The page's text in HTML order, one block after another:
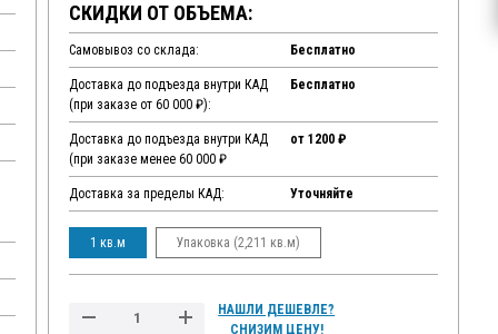
СКИДКИ ОТ ОБЪЕМА:
Самовывоз со склада: Бесплатно
Доставка до подъезда внутри КАД
(при заказе от 60 000 ₽):
Бесплатно
Доставка до подъезда внутри КАД
(при заказе менее 60 000 ₽
от 1200 ₽
Доставка за пределы КАД: Уточняйте
1 кв.м Упаковка (2,211 кв.м)
НАШЛИ ДЕШЕВЛЕ?
СНИЗИМ ЦЕНУ!